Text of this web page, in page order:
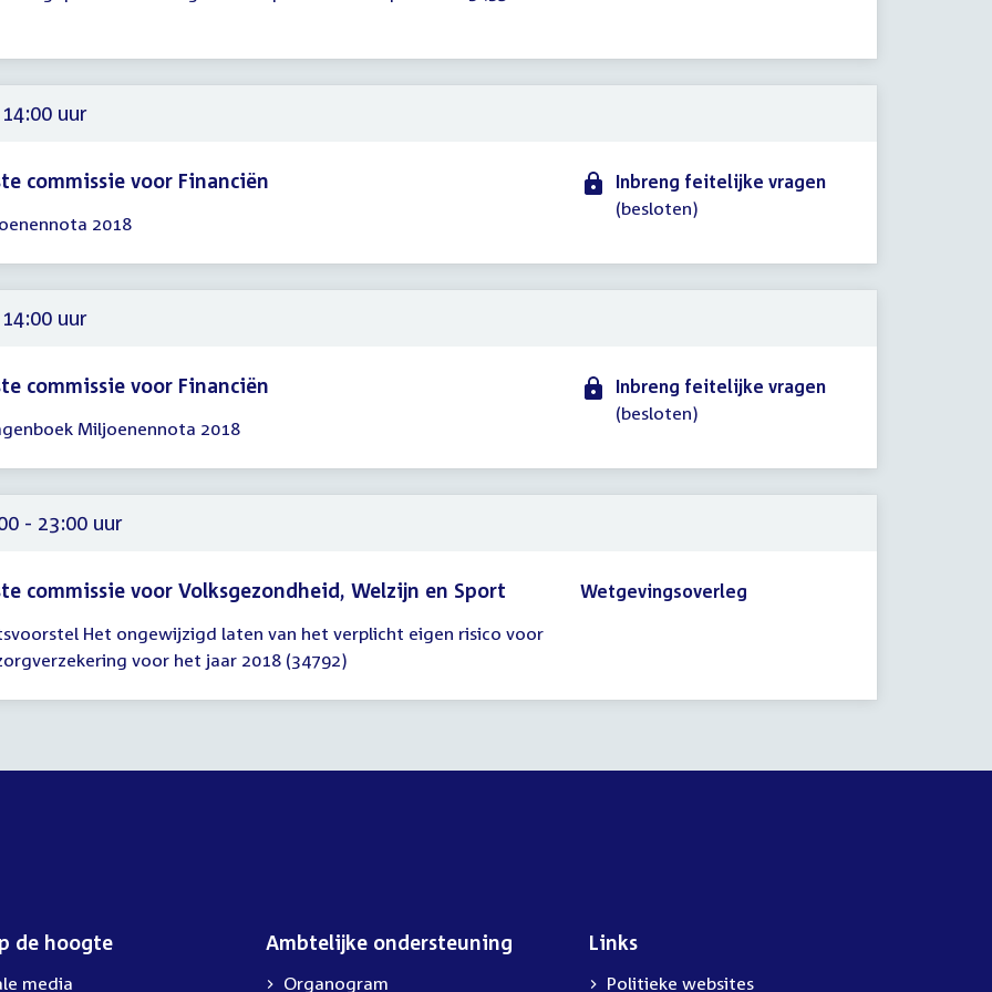
uur
commissie voor Financiën
2018
Inbreng feitelijke vragen
(besloten)
uur
commissie voor Financiën
Miljoenennota 2018
Inbreng feitelijke vragen
(besloten)
- 23:00 uur
commissie voor Volksgezondheid, Welzijn en Sport
Het ongewijzigd laten van het verplicht eigen risico voor
voor het jaar 2018 (34792)
Wetgevingsoverleg
de hoogte
media
Ambtelijke ondersteuning
Organogram
Links
Politieke websites